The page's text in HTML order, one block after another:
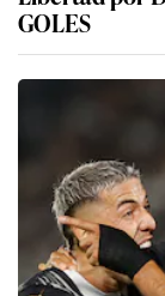
GOLES